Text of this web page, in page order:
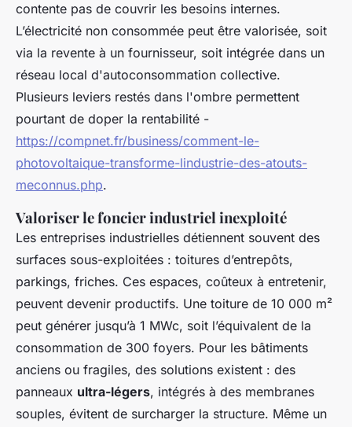
contente pas de couvrir les besoins internes.
L’électricité non consommée peut être valorisée, soit
via la revente à un fournisseur, soit intégrée dans un
réseau local d'autoconsommation collective.
Plusieurs leviers restés dans l'ombre permettent
pourtant de doper la rentabilité -
https://compnet.fr/business/comment-le-
photovoltaique-transforme-lindustrie-des-atouts-
meconnus.php.
Valoriser le foncier industriel inexploité
Les entreprises industrielles détiennent souvent des
surfaces sous-exploitées : toitures d’entrepôts,
parkings, friches. Ces espaces, coûteux à entretenir,
peuvent devenir productifs. Une toiture de 10 000 m²
peut générer jusqu’à 1 MWc, soit l’équivalent de la
consommation de 300 foyers. Pour les bâtiments
anciens ou fragiles, des solutions existent : des
panneaux ultra-légers, intégrés à des membranes
souples, évitent de surcharger la structure. Même un